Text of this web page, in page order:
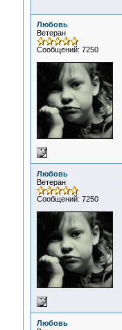
Любовь
Ветеран
Сообщений: 7250
Любовь
Ветеран
Сообщений: 7250
Любовь